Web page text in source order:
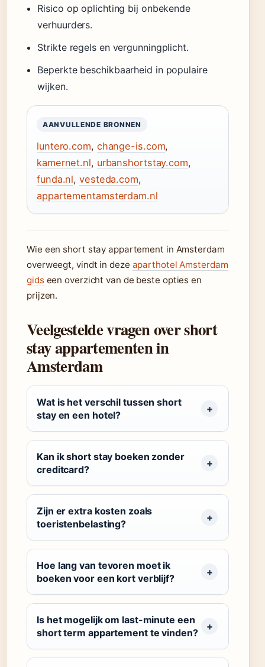
Risico op oplichting bij onbekende
verhuurders.
Strikte regels en vergunningplicht.
Beperkte beschikbaarheid in populaire
wijken.
AANVULLENDE BRONNEN
luntero.com, change-is.com,
kamernet.nl, urbanshortstay.com,
funda.nl,vesteda.com,
appartementamsterdam.nl
Wie een short stay appartement in Amsterdam
overweegt, vindt in deze aparthotel Amsterdam
gidseen overzicht van de beste opties en
prijzen.
Veelgestelde vragen over short
stay appartementen in
Amsterdam
Wat is het verschil tussen short
stay en een hotel?
Kan ik short stay boeken zonder
creditcard?
Zijn er extra kosten zoals
toeristenbelasting?
Hoe lang van tevoren moet ik
boeken voor een kort verblijf?
Is het mogelijk om last-minute een
short term appartement te vinden?